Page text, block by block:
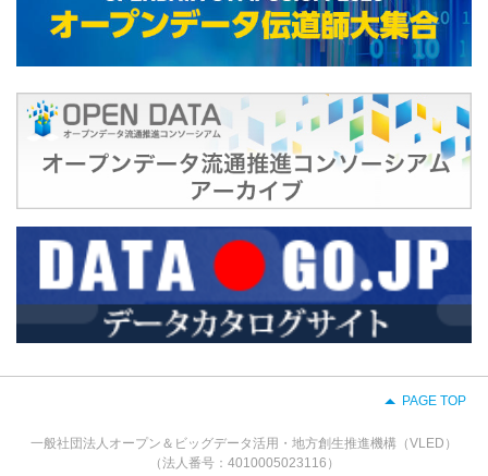
PAGE TOP
一般社団法人オープン＆ビッグデータ活用・地方創生推進機構（VLED）
（法人番号：4010005023116）